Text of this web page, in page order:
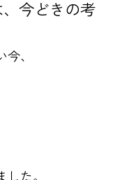
今どきの考
、
た。